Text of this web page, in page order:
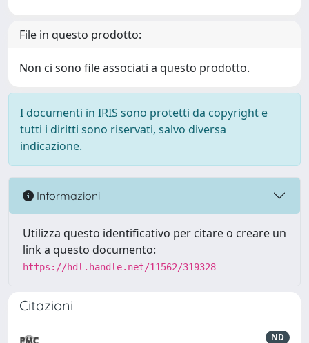
File in questo prodotto:
Non ci sono file associati a questo prodotto.
I documenti in IRIS sono protetti da copyright e
tutti i diritti sono riservati, salvo diversa
indicazione.
Informazioni
Utilizza questo identificativo per citare o creare un
link a questo documento:
https://hdl.handle.net/11562/319328
Citazioni
ND